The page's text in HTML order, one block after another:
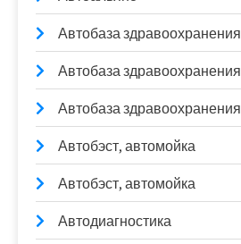
Автобаза здравоохранения
Автобаза здравоохранения
Автобаза здравоохранения
Автобэст, автомойка
Автобэст, автомойка
Автодиагностика